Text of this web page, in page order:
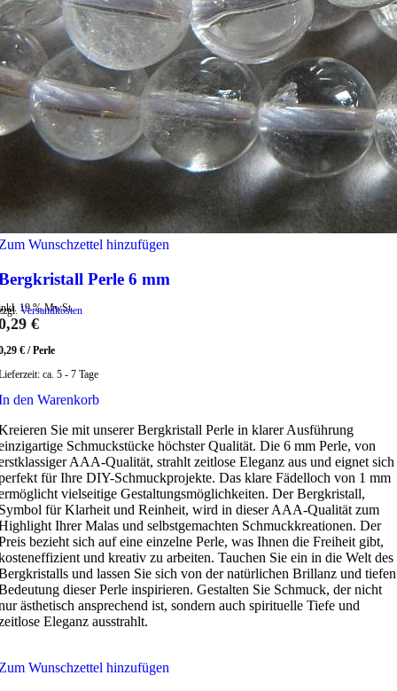
Wunschzettel hinzufügen
Perle 6 mm
19 % MwSt.
Versandkosten
€
€ /Perle
ca. 5 - 7 Tage
den Warenkorb
Sie mit unserer Bergkristall Perle in klarer Ausführung
Schmuckstücke höchster Qualität. Die 6 mm Perle, von
AAA-Qualität, strahlt zeitlose Eleganz aus und eignet sich
für Ihre DIY-Schmuckprojekte. Das klare Fädelloch von 1 mm
vielseitige Gestaltungsmöglichkeiten. Der Bergkristall,
für Klarheit und Reinheit, wird in dieser AAA-Qualität zum
Ihrer Malas und selbstgemachten Schmuckkreationen. Der
bezieht sich auf eine einzelne Perle, was Ihnen die Freiheit gibt,
und kreativ zu arbeiten. Tauchen Sie ein in die Welt des
und lassen Sie sich von der natürlichen Brillanz und tiefen
dieser Perle inspirieren. Gestalten Sie Schmuck, der nicht
ästhetisch ansprechend ist, sondern auch spirituelle Tiefe und
Eleganz ausstrahlt.
Wunschzettel hinzufügen